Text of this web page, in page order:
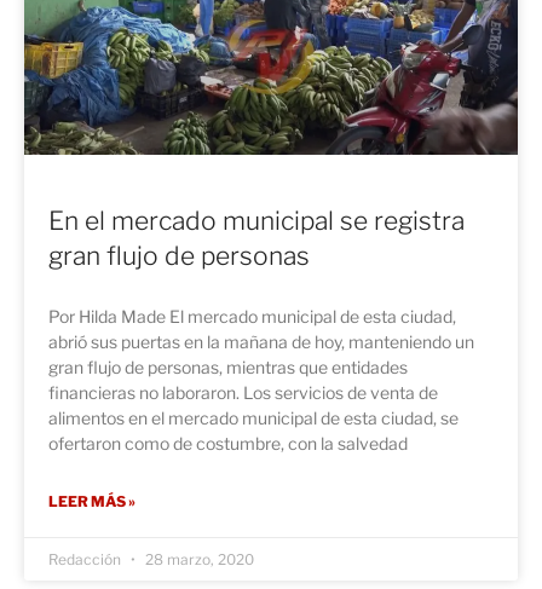
En el mercado municipal se registra
gran flujo de personas
Por Hilda Made El mercado municipal de esta ciudad,
abrió sus puertas en la mañana de hoy, manteniendo un
gran flujo de personas, mientras que entidades
financieras no laboraron. Los servicios de venta de
alimentos en el mercado municipal de esta ciudad, se
ofertaron como de costumbre, con la salvedad
LEER MÁS »
Redacción 28 marzo, 2020